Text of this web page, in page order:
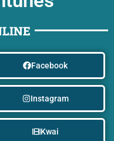
Facebook
Instagram
Kwai